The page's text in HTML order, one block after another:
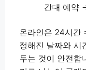
간대 예약
온라인은 24시간
정해진 날짜와 시
두는 것이 안전합